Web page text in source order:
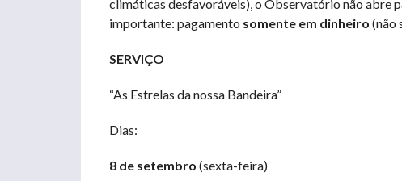
climáticas desfavoráveis), o Observatório não abre
importante: pagamento somente em dinheiro (não
SERVIÇO
“As Estrelas da nossa Bandeira”
Dias:
8 de setembro (sexta-feira)